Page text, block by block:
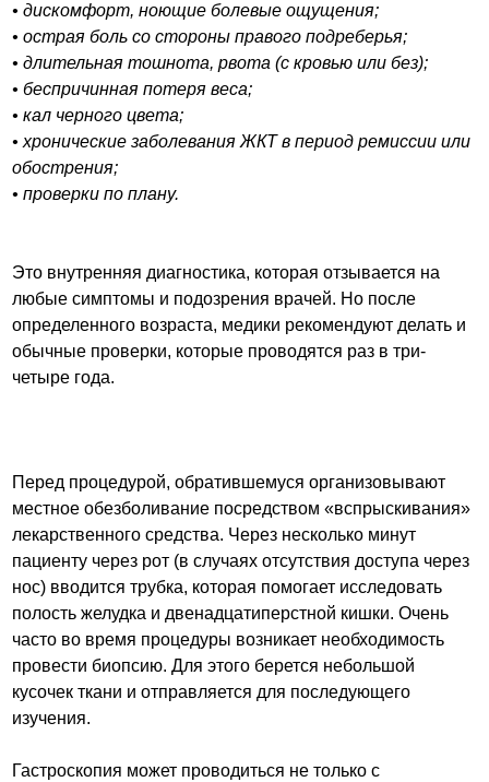
• дискомфорт, ноющие болевые ощущения;
• острая боль со стороны правого подреберья;
• длительная тошнота, рвота (с кровью или без);
• беспричинная потеря веса;
• кал черного цвета;
• хронические заболевания ЖКТ в период ремиссии или
обострения;
• проверки по плану.
Это внутренняя диагностика, которая отзывается на
любые симптомы и подозрения врачей. Но после
определенного возраста, медики рекомендуют делать и
обычные проверки, которые проводятся раз в три-
четыре года.
Перед процедурой, обратившемуся организовывают
местное обезболивание посредством «вспрыскивания»
лекарственного средства. Через несколько минут
пациенту через рот (в случаях отсутствия доступа через
нос) вводится трубка, которая помогает исследовать
полость желудка и двенадцатиперстной кишки. Очень
часто во время процедуры возникает необходимость
провести биопсию. Для этого берется небольшой
кусочек ткани и отправляется для последующего
изучения.
Гастроскопия может проводиться не только с